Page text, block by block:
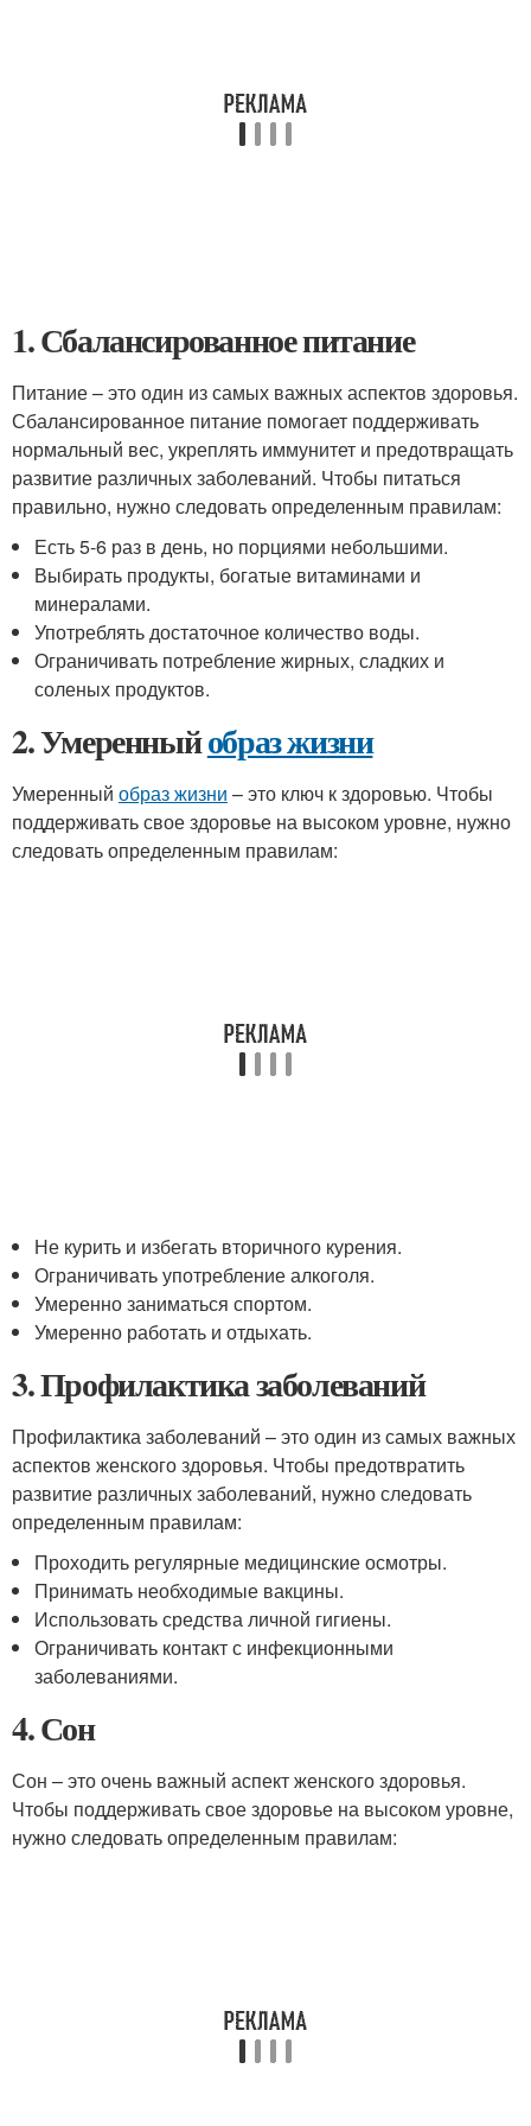
1. Сбалансированное питание
Питание – это один из самых важных аспектов здоровья.
Сбалансированное питание помогает поддерживать
нормальный вес, укреплять иммунитет и предотвращать
развитие различных заболеваний. Чтобы питаться
правильно, нужно следовать определенным правилам:
Есть 5-6 раз в день, но порциями небольшими.
Выбирать продукты, богатые витаминами и
минералами.
Употреблять достаточное количество воды.
Ограничивать потребление жирных, сладких и
соленых продуктов.
2. Умеренныйобраз жизни
Умеренный образ жизни – это ключ к здоровью. Чтобы
поддерживать свое здоровье на высоком уровне, нужно
следовать определенным правилам:
Не курить и избегать вторичного курения.
Ограничивать употребление алкоголя.
Умеренно заниматься спортом.
Умеренно работать и отдыхать.
3. Профилактика заболеваний
Профилактика заболеваний – это один из самых важных
аспектов женского здоровья. Чтобы предотвратить
развитие различных заболеваний, нужно следовать
определенным правилам:
Проходить регулярные медицинские осмотры.
Принимать необходимые вакцины.
Использовать средства личной гигиены.
Ограничивать контакт с инфекционными
заболеваниями.
4. Сон
Сон – это очень важный аспект женского здоровья.
Чтобы поддерживать свое здоровье на высоком уровне,
нужно следовать определенным правилам: